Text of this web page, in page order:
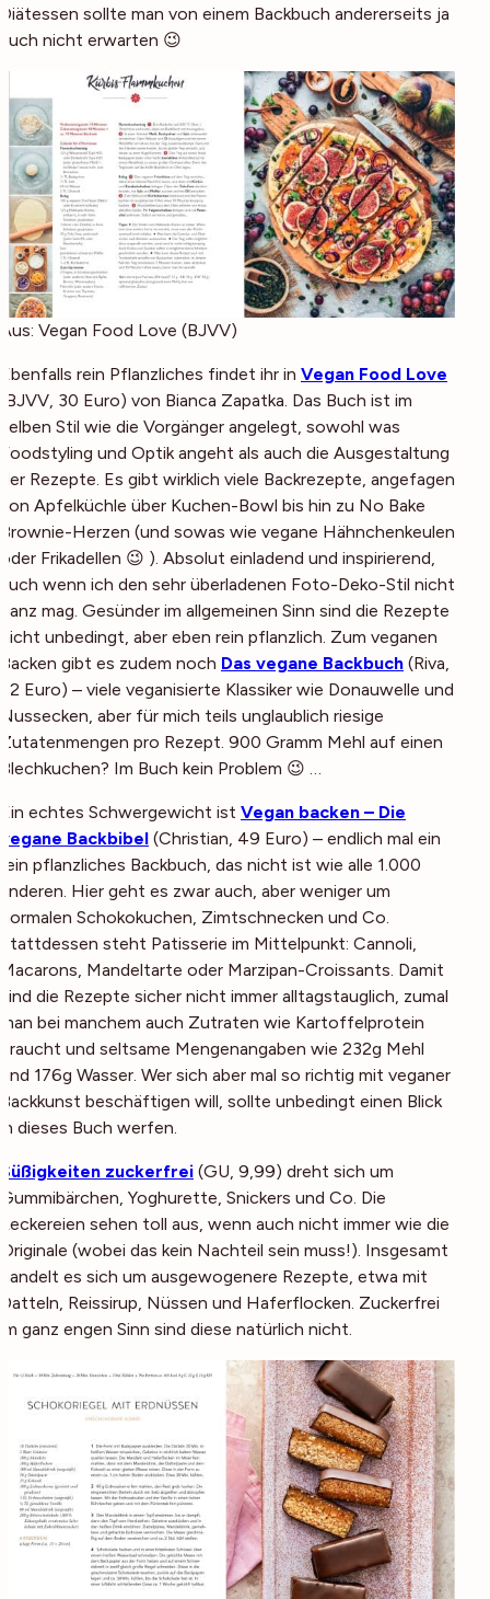
Diätessen sollte man von einem Backbuch andererseits ja
auch nicht erwarten 😉
Aus: Vegan Food Love (BJVV)
Ebenfalls rein Pflanzliches findet ihr in Vegan Food Love
BJVV, 30 Euro) von Bianca Zapatka. Das Buch ist im
selben Stil wie die Vorgänger angelegt, sowohl was
Foodstyling und Optik angeht als auch die Ausgestaltung
der Rezepte. Es gibt wirklich viele Backrezepte, angefagen
von Apfelküchle über Kuchen-Bowl bis hin zu No Bake
Brownie-Herzen (und sowas wie vegane Hähnchenkeulen
oder Frikadellen 😉 ). Absolut einladend und inspirierend,
auch wenn ich den sehr überladenen Foto-Deko-Stil nicht
ganz mag. Gesünder im allgemeinen Sinn sind die Rezepte
nicht unbedingt, aber eben rein pflanzlich. Zum veganen
Backen gibt es zudem noch Das vegane Backbuch (Riva,
22 Euro) – viele veganisierte Klassiker wie Donauwelle und
Nussecken, aber für mich teils unglaublich riesige
Zutatenmengen pro Rezept. 900 Gramm Mehl auf einen
Blechkuchen? Im Buch kein Problem 😉 …
Ein echtes Schwergewicht ist Vegan backen – Die
vegane Backbibel (Christian, 49 Euro) – endlich mal ein
rein pflanzliches Backbuch, das nicht ist wie alle 1.000
anderen. Hier geht es zwar auch, aber weniger um
normalen Schokokuchen, Zimtschnecken und Co.
Stattdessen steht Patisserie im Mittelpunkt: Cannoli,
Macarons, Mandeltarte oder Marzipan-Croissants. Damit
sind die Rezepte sicher nicht immer alltagstauglich, zumal
man bei manchem auch Zutraten wie Kartoffelprotein
braucht und seltsame Mengenangaben wie 232g Mehl
und 176g Wasser. Wer sich aber mal so richtig mit veganer
Backkunst beschäftigen will, sollte unbedingt einen Blick
in dieses Buch werfen.
Süßigkeiten zuckerfrei (GU, 9,99) dreht sich um
Gummibärchen, Yoghurette, Snickers und Co. Die
Leckereien sehen toll aus, wenn auch nicht immer wie die
Originale (wobei das kein Nachteil sein muss!). Insgesamt
handelt es sich um ausgewogenere Rezepte, etwa mit
Datteln, Reissirup, Nüssen und Haferflocken. Zuckerfrei
im ganz engen Sinn sind diese natürlich nicht.